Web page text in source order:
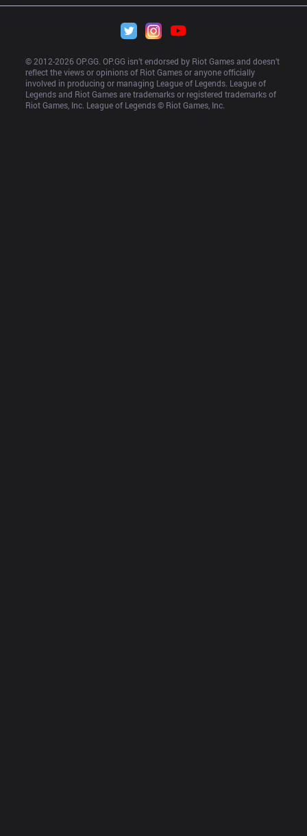
© 2012-2026 OP.GG. OP.GG isn’t endorsed by Riot Games and doesn’t
reflect the views or opinions of Riot Games or anyone officially
involved in producing or managing League of Legends. League of
Legends and Riot Games are trademarks or registered trademarks of
Riot Games, Inc. League of Legends © Riot Games, Inc.